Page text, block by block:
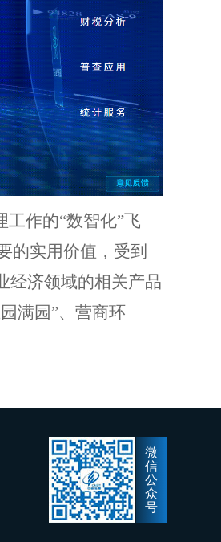
作的“数智化”飞
的实用价值，受到
经济领域的相关产品
满园”、营商环
微
信
公
众
号